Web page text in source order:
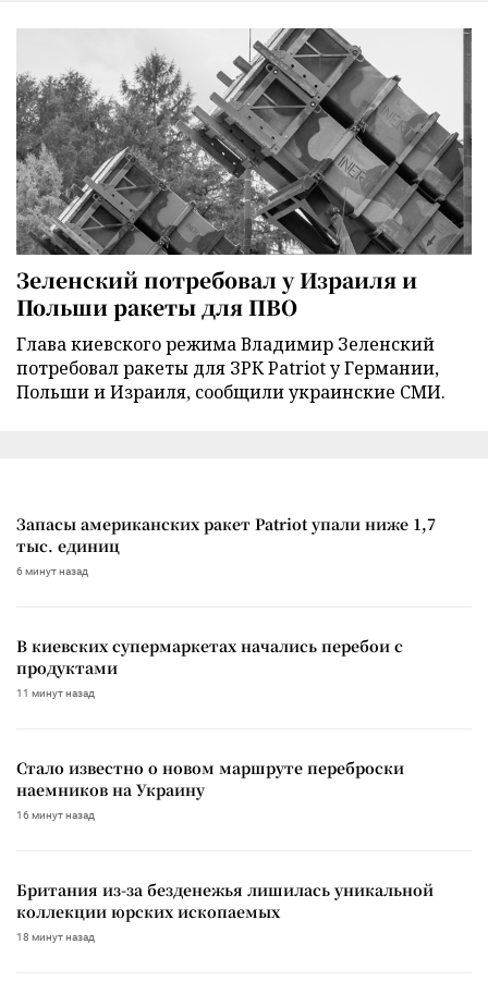
Зеленский потребовал у Израиля и
Польши ракеты для ПВО
Глава киевского режима Владимир Зеленский
потребовал ракеты для ЗРК Patriot у Германии,
Польши и Израиля, сообщили украинские СМИ.
Запасы американских ракет Patriot упали ниже 1,7
тыс. единиц
6 минут назад
В киевских супермаркетах начались перебои с
продуктами
11 минут назад
Стало известно о новом маршруте переброски
наемников на Украину
16 минут назад
Британия из-за безденежья лишилась уникальной
коллекции юрских ископаемых
18 минут назад